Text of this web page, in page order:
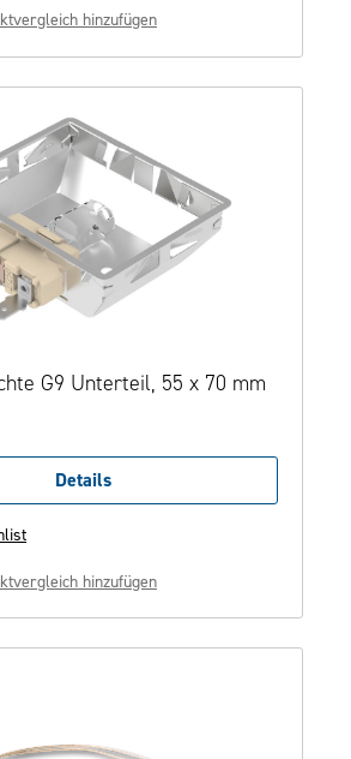
hinzufügen
G9 Unterteil, 55 x 70 mm
Details
hinzufügen